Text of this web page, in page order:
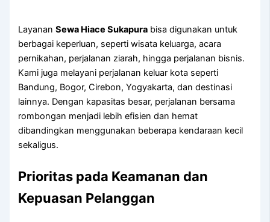
LayananSewa Hiace Sukapura bisa digunakan untuk
berbagai keperluan, seperti wisata keluarga, acara
pernikahan, perjalanan ziarah, hingga perjalanan bisnis.
Kami juga melayani perjalanan keluar kota seperti
Bandung, Bogor, Cirebon, Yogyakarta, dan destinasi
lainnya. Dengan kapasitas besar, perjalanan bersama
rombongan menjadi lebih efisien dan hemat
dibandingkan menggunakan beberapa kendaraan kecil
sekaligus.
Prioritas pada Keamanan dan
Kepuasan Pelanggan